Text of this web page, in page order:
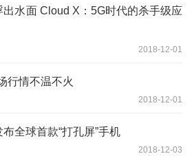
水面 Cloud X：5G时代的杀手级应
2018-12-01
行情不温不火
2018-12-01
全球首款“打孔屏”手机
2018-12-03